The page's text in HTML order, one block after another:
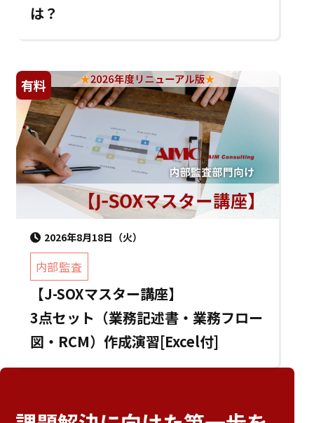
は？
有料
2026年8月18日（火）
内部監査
【J-SOXマスター講座】
3点セット（業務記述書・業務フロー
図・RCM）作成演習[Excel付]